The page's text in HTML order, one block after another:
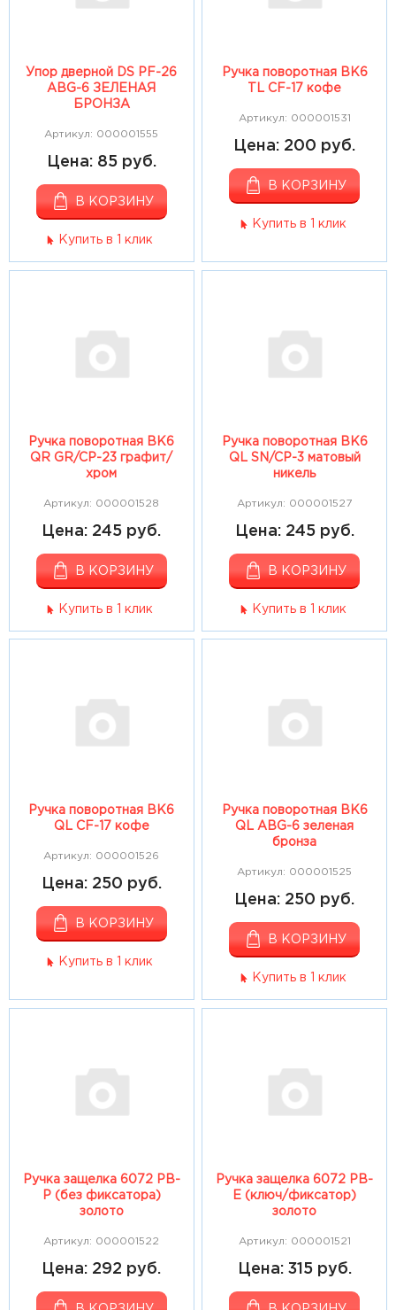
Упор дверной DS PF-26
ABG-6 ЗЕЛЕНАЯ
БРОНЗА
Артикул: 000001555
Цена: 85 руб.
В КОРЗИНУ
Купить в 1 клик
Ручка поворотная ВК6
TL CF-17 кофе
Артикул: 000001531
Цена: 200 руб.
В КОРЗИНУ
Купить в 1 клик
Ручка поворотная ВК6
QR GR/CP-23 графит/
хром
Артикул: 000001528
Цена: 245 руб.
В КОРЗИНУ
Купить в 1 клик
Ручка поворотная ВК6
QL SN/CP-3 матовый
никель
Артикул: 000001527
Цена: 245 руб.
В КОРЗИНУ
Купить в 1 клик
Ручка поворотная ВК6
QL CF-17 кофе
Артикул: 000001526
Цена: 250 руб.
В КОРЗИНУ
Купить в 1 клик
Ручка поворотная ВК6
QL ABG-6 зеленая
бронза
Артикул: 000001525
Цена: 250 руб.
В КОРЗИНУ
Купить в 1 клик
Ручка защелка 6072 РВ-
Р (без фиксатора)
золото
Артикул: 000001522
Цена: 292 руб.
Ручка защелка 6072 РВ-
Е (ключ/фиксатор)
золото
Артикул: 000001521
Цена: 315 руб.